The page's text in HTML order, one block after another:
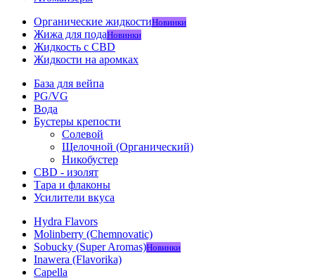
Органические жидкостиНовинки
Жижа для подаНовинки
Жидкость с CBD
Жидкости на аромках
База для вейпа
PG/VG
Вода
Бустеры крепости
Солевой
Щелочной (Органический)
Никобустер
CBD - изолят
Тара и флаконы
Усилители вкуса
Hydra Flavors
Molinberry (Chemnovatic)
Sobucky (Super Aromas)Новинки
Inawera (Flavorika)
Capella